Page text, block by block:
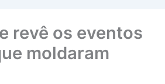
revê os eventos
moldaram